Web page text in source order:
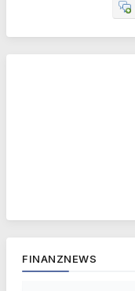
FINANZNEWS